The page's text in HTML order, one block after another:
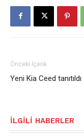
Önceki İçerik
Yeni Kia Ceed tanıtıldı
İLGILI HABERLER